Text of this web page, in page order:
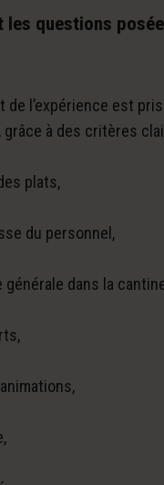
les questions
de l’expérience est
, grâce à des critères
plats,
du personnel,
générale dans la